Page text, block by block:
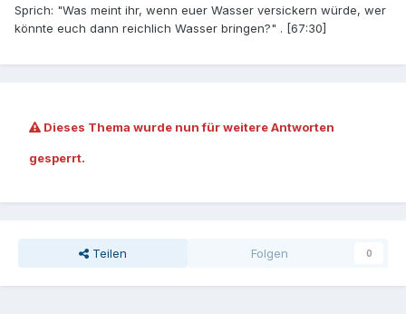
Sprich: "Was meint ihr, wenn euer Wasser versickern würde, wer
könnte euch dann reichlich Wasser bringen?" . [67:30]
Dieses Thema wurde nun für weitere Antworten
gesperrt.
Teilen Folgen 0